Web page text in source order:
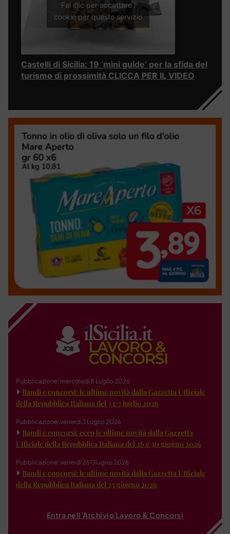
Fai clic per accettare i
cookie per questo servizio
Castelli di Sicilia: 19 ‘mini guide’ per la sfida del
turismo di prossimità CLICCA PER IL VIDEO
Pubblicazione: mercoledì 8 Luglio 2026
Bandi e concorsi: le ultime novità dalla Gazzetta Ufficiale
della Repubblica Italiana del 3 e 7 luglio 2026
Pubblicazione: venerdì 3 Luglio 2026
Bandi e concorsi: ecco le ultime novità dalla Gazzetta
Ufficiale della Repubblica Italiana del 26 e 30 giugno 2026
Pubblicazione: venerdì 26 Giugno 2026
Bandi e concorsi: le ultime novità dalla Gazzetta Ufficiale
della Repubblica Italiana del 23 giugno 2026
Entra nell'Archivio Lavoro & Concorsi